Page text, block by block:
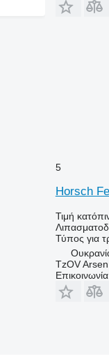
5
Horsch
Τιμή
Τύπος για
TzOV